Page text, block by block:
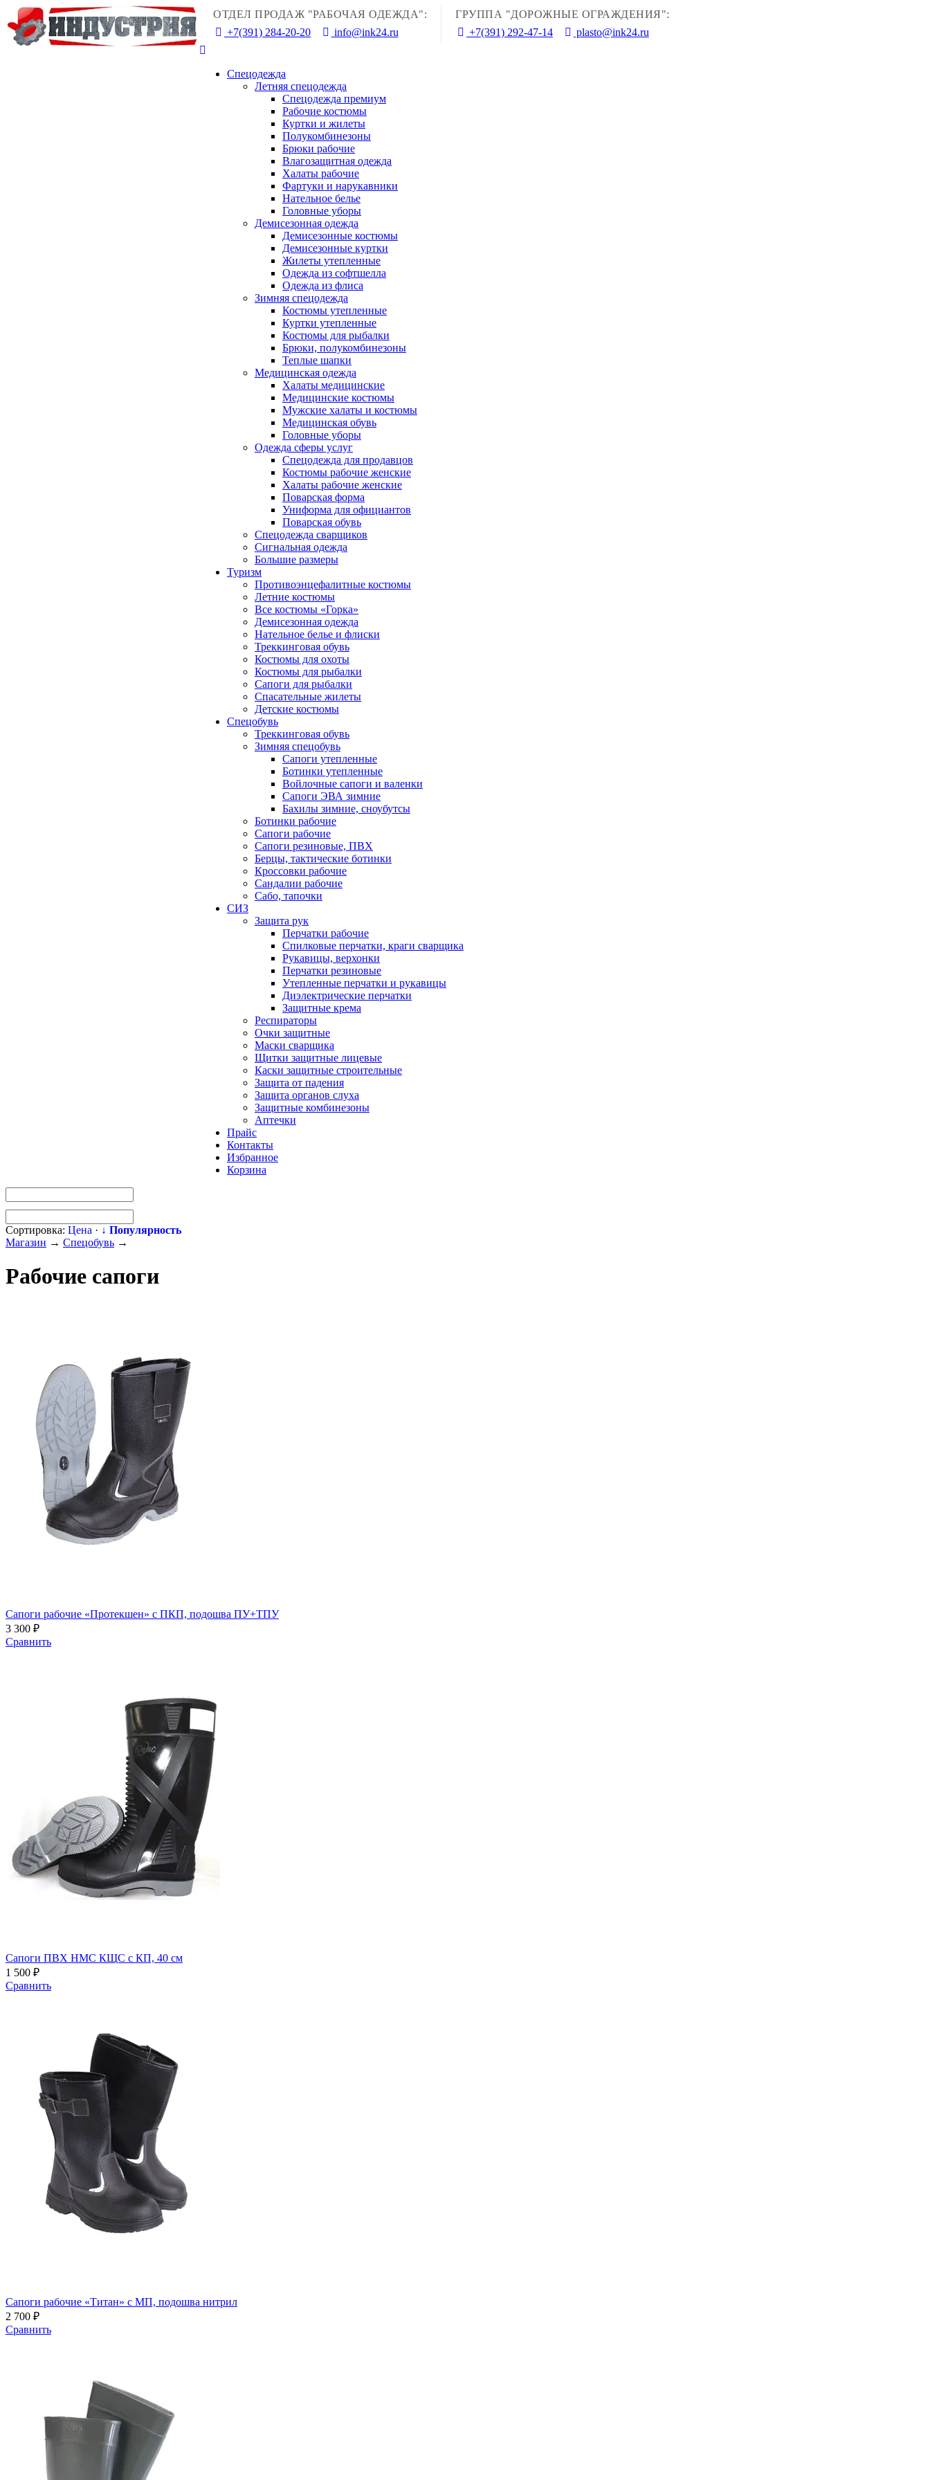
ОТДЕЛ ПРОДАЖ "РАБОЧАЯ ОДЕЖДА":
+7(391) 284-20-20
info@ink24.ru
ГРУППА "ДОРОЖНЫЕ ОГРАЖДЕНИЯ":
+7(391) 292-47-14
plasto@ink24.ru
Спецодежда
Летняя спецодежда
Спецодежда премиум
Рабочие костюмы
Куртки и жилеты
Полукомбинезоны
Брюки рабочие
Влагозащитная одежда
Халаты рабочие
Фартуки и нарукавники
Нательное белье
Головные уборы
Демисезонная одежда
Демисезонные костюмы
Демисезонные куртки
Жилеты утепленные
Одежда из софтшелла
Одежда из флиса
Зимняя спецодежда
Костюмы утепленные
Куртки утепленные
Костюмы для рыбалки
Брюки, полукомбинезоны
Теплые шапки
Медицинская одежда
Халаты медицинские
Медицинские костюмы
Мужские халаты и костюмы
Медицинская обувь
Головные уборы
Одежда сферы услуг
Спецодежда для продавцов
Костюмы рабочие женские
Халаты рабочие женские
Поварская форма
Униформа для официантов
Поварская обувь
Спецодежда сварщиков
Сигнальная одежда
Большие размеры
Туризм
Противоэнцефалитные костюмы
Летние костюмы
Все костюмы «Горка»
Демисезонная одежда
Нательное белье и флиски
Треккинговая обувь
Костюмы для охоты
Костюмы для рыбалки
Сапоги для рыбалки
Спасательные жилеты
Детские костюмы
Спецобувь
Треккинговая обувь
Зимняя спецобувь
Сапоги утепленные
Ботинки утепленные
Войлочные сапоги и валенки
Сапоги ЭВА зимние
Бахилы зимние, сноубутсы
Ботинки рабочие
Сапоги рабочие
Сапоги резиновые, ПВХ
Берцы, тактические ботинки
Кроссовки рабочие
Сандалии рабочие
Сабо, тапочки
СИЗ
Защита рук
Перчатки рабочие
Спилковые перчатки, краги сварщика
Рукавицы, верхонки
Перчатки резиновые
Утепленные перчатки и рукавицы
Диэлектрические перчатки
Защитные крема
Респираторы
Очки защитные
Маски сварщика
Щитки защитные лицевые
Каски защитные строительные
Защита от падения
Защита органов слуха
Защитные комбинезоны
Аптечки
Прайс
Контакты
Избранное
Корзина
Сортировка: Цена · ↓ Популярность
Магазин → Спецобувь →
Рабочие сапоги
Сапоги рабочие «Протекшен» с ПКП, подошва ПУ+ТПУ
3 300 ₽
Сравнить
Сапоги ПВХ НМС КЩС с КП, 40 см
1 500 ₽
Сравнить
Сапоги рабочие «Титан» с МП, подошва нитрил
2 700 ₽
Сравнить